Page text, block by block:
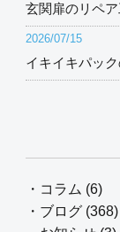
玄関扉のリペ
2026/07/15
イキイキパッ
・コラム (6)
・ブログ (368)